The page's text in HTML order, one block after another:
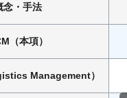
念・手法
（本項）
Management）